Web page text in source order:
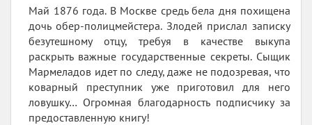
Май 1876 года. В Москве средь бела дня похищена
дочь обер-полицмейстера. Злодей прислал записку
безутешному отцу, требуя в качестве выкупа
раскрыть важные государственные секреты. Сыщик
Мармеладов идет по следу, даже не подозревая, что
коварный преступник уже приготовил для него
ловушку… Огромная благодарность подписчику за
предоставленную книгу!